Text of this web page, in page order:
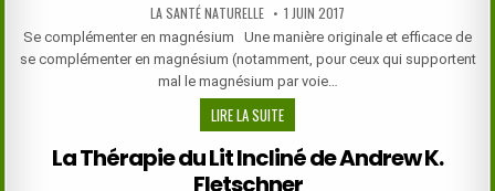
AUTHOR:
LA SANTÉ NATURELLE PUBLISHED
DATE:
1 JUIN 2017
Se complémenter en magnésium Une manière originale et efficace de
se complémenter en magnésium (notamment, pour ceux qui supportent
mal le magnésium par voie…
LIRE LA SUITESE
COMPLÉMENTER
EN
MAGNÉSIUM
La Thérapie du Lit Incliné de Andrew K.
Fletschner